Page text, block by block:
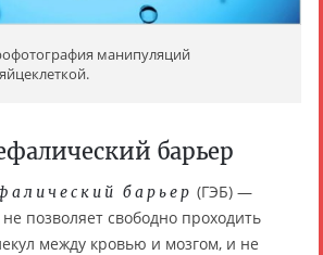
манипуляций
барьер
барьер (ГЭБ) —
позволяет свободно проходить
между кровью и мозгом, и не